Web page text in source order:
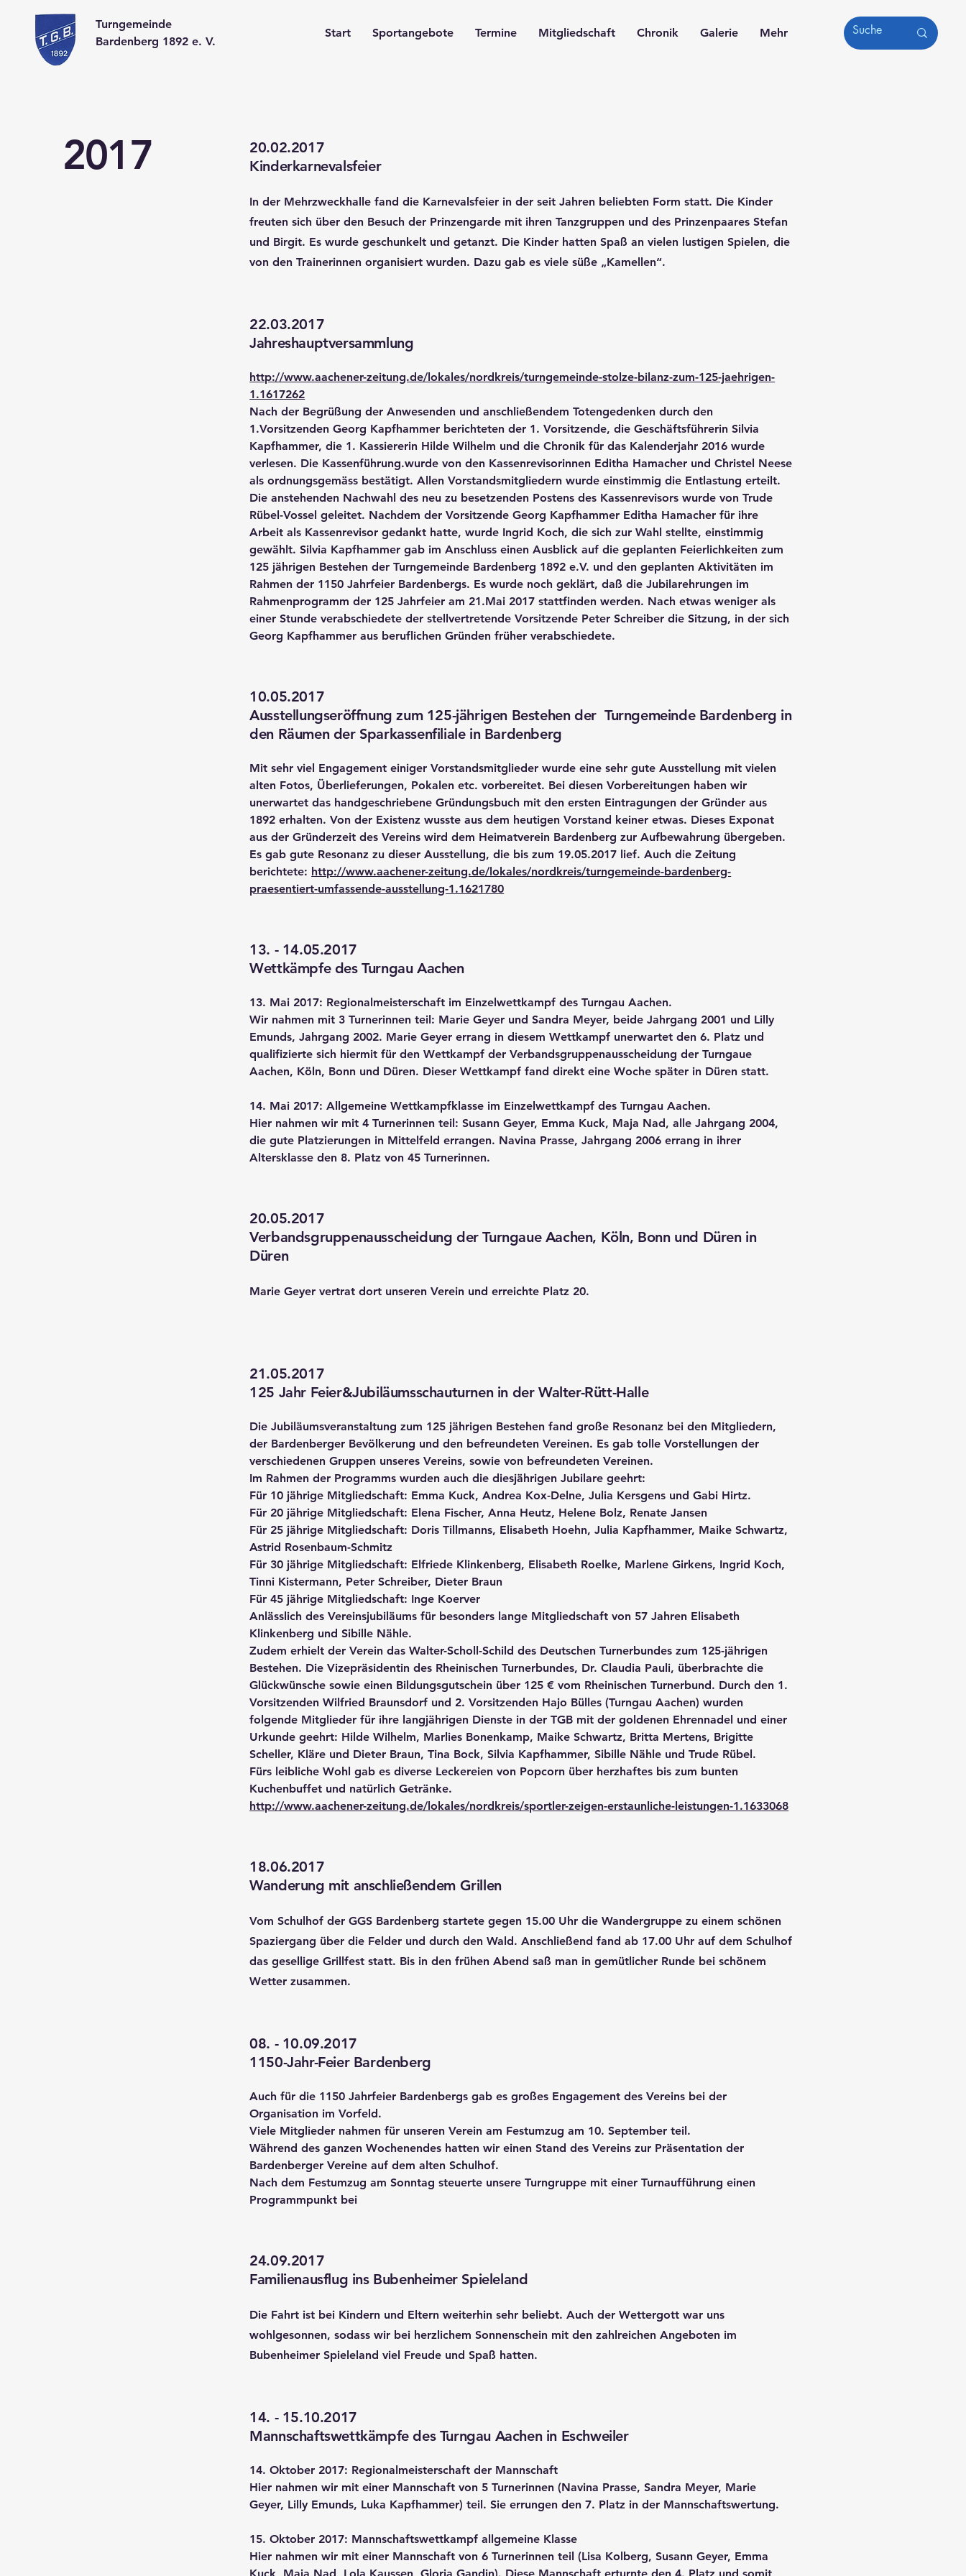
Turngemeinde
Bardenberg 1892 e. V.
Start Sportangebote Termine Mitgliedschaft Chronik Galerie Mehr
2017
20.02.2017
Kinderkarnevalsfeier
In der Mehrzweckhalle fand die Karnevalsfeier in der seit Jahren beliebten Form statt. Die Kinder
freuten sich über den Besuch der Prinzengarde mit ihren Tanzgruppen und des Prinzenpaares Stefan
und Birgit. Es wurde geschunkelt und getanzt. Die Kinder hatten Spaß an vielen lustigen Spielen, die
von den Trainerinnen organisiert wurden. Dazu gab es viele süße „Kamellen“.
22.03.2017
Jahreshauptversammlung
http://www.aachener-zeitung.de/lokales/nordkreis/turngemeinde-stolze-bilanz-zum-125-jaehrigen-
1.1617262
Nach der Begrüßung der Anwesenden und anschließendem Totengedenken durch den
1.Vorsitzenden Georg Kapfhammer berichteten der 1. Vorsitzende, die Geschäftsführerin Silvia
Kapfhammer, die 1. Kassiererin Hilde Wilhelm und die Chronik für das Kalenderjahr 2016 wurde
verlesen. Die Kassenführung.wurde von den Kassenrevisorinnen Editha Hamacher und Christel Neese
als ordnungsgemäss bestätigt. Allen Vorstandsmitgliedern wurde einstimmig die Entlastung erteilt.
Die anstehenden Nachwahl des neu zu besetzenden Postens des Kassenrevisors wurde von Trude
Rübel-Vossel geleitet. Nachdem der Vorsitzende Georg Kapfhammer Editha Hamacher für ihre
Arbeit als Kassenrevisor gedankt hatte, wurde Ingrid Koch, die sich zur Wahl stellte, einstimmig
gewählt. Silvia Kapfhammer gab im Anschluss einen Ausblick auf die geplanten Feierlichkeiten zum
125 jährigen Bestehen der Turngemeinde Bardenberg 1892 e.V. und den geplanten Aktivitäten im
Rahmen der 1150 Jahrfeier Bardenbergs. Es wurde noch geklärt, daß die Jubilarehrungen im
Rahmenprogramm der 125 Jahrfeier am 21.Mai 2017 stattfinden werden. Nach etwas weniger als
einer Stunde verabschiedete der stellvertretende Vorsitzende Peter Schreiber die Sitzung, in der sich
Georg Kapfhammer aus beruflichen Gründen früher verabschiedete.
10.05.2017
Ausstellungseröffnung zum 125-jährigen Bestehen der Turngemeinde Bardenberg in
den Räumen der Sparkassenfiliale in Bardenberg
Mit sehr viel Engagement einiger Vorstandsmitglieder wurde eine sehr gute Ausstellung mit vielen
alten Fotos, Überlieferungen, Pokalen etc. vorbereitet. Bei diesen Vorbereitungen haben wir
unerwartet das handgeschriebene Gründungsbuch mit den ersten Eintragungen der Gründer aus
1892 erhalten. Von der Existenz wusste aus dem heutigen Vorstand keiner etwas. Dieses Exponat
aus der Gründerzeit des Vereins wird dem Heimatverein Bardenberg zur Aufbewahrung übergeben.
Es gab gute Resonanz zu dieser Ausstellung, die bis zum 19.05.2017 lief. Auch die Zeitung
berichtete: http://www.aachener-zeitung.de/lokales/nordkreis/turngemeinde-bardenberg-
praesentiert-umfassende-ausstellung-1.1621780
13. - 14.05.2017
Wettkämpfe des Turngau Aachen
13. Mai 2017: Regionalmeisterschaft im Einzelwettkampf des Turngau Aachen.
Wir nahmen mit 3 Turnerinnen teil: Marie Geyer und Sandra Meyer, beide Jahrgang 2001 und Lilly
Emunds, Jahrgang 2002. Marie Geyer errang in diesem Wettkampf unerwartet den 6. Platz und
qualifizierte sich hiermit für den Wettkampf der Verbandsgruppenausscheidung der Turngaue
Aachen, Köln, Bonn und Düren. Dieser Wettkampf fand direkt eine Woche später in Düren statt.
14. Mai 2017: Allgemeine Wettkampfklasse im Einzelwettkampf des Turngau Aachen.
Hier nahmen wir mit 4 Turnerinnen teil: Susann Geyer, Emma Kuck, Maja Nad, alle Jahrgang 2004,
die gute Platzierungen in Mittelfeld errangen. Navina Prasse, Jahrgang 2006 errang in ihrer
Altersklasse den 8. Platz von 45 Turnerinnen.
20.05.2017
Verbandsgruppenausscheidung der Turngaue Aachen, Köln, Bonn und Düren in
Düren
Marie Geyer vertrat dort unseren Verein und erreichte Platz 20.
21.05.2017
125 Jahr Feier&Jubiläumsschauturnen in der Walter-Rütt-Halle
Die Jubiläumsveranstaltung zum 125 jährigen Bestehen fand große Resonanz bei den Mitgliedern,
der Bardenberger Bevölkerung und den befreundeten Vereinen. Es gab tolle Vorstellungen der
verschiedenen Gruppen unseres Vereins, sowie von befreundeten Vereinen.
Im Rahmen der Programms wurden auch die diesjährigen Jubilare geehrt:
Für 10 jährige Mitgliedschaft: Emma Kuck, Andrea Kox-Delne, Julia Kersgens und Gabi Hirtz.
Für 20 jährige Mitgliedschaft: Elena Fischer, Anna Heutz, Helene Bolz, Renate Jansen
Für 25 jährige Mitgliedschaft: Doris Tillmanns, Elisabeth Hoehn, Julia Kapfhammer, Maike Schwartz,
Astrid Rosenbaum-Schmitz
Für 30 jährige Mitgliedschaft: Elfriede Klinkenberg, Elisabeth Roelke, Marlene Girkens, Ingrid Koch,
Tinni Kistermann, Peter Schreiber, Dieter Braun
Für 45 jährige Mitgliedschaft: Inge Koerver
Anlässlich des Vereinsjubiläums für besonders lange Mitgliedschaft von 57 Jahren Elisabeth
Klinkenberg und Sibille Nähle.
Zudem erhielt der Verein das Walter-Scholl-Schild des Deutschen Turnerbundes zum 125-jährigen
Bestehen. Die Vizepräsidentin des Rheinischen Turnerbundes, Dr. Claudia Pauli, überbrachte die
Glückwünsche sowie einen Bildungsgutschein über 125 € vom Rheinischen Turnerbund. Durch den 1.
Vorsitzenden Wilfried Braunsdorf und 2. Vorsitzenden Hajo Bülles (Turngau Aachen) wurden
folgende Mitglieder für ihre langjährigen Dienste in der TGB mit der goldenen Ehrennadel und einer
Urkunde geehrt: Hilde Wilhelm, Marlies Bonenkamp, Maike Schwartz, Britta Mertens, Brigitte
Scheller, Kläre und Dieter Braun, Tina Bock, Silvia Kapfhammer, Sibille Nähle und Trude Rübel.
Fürs leibliche Wohl gab es diverse Leckereien von Popcorn über herzhaftes bis zum bunten
Kuchenbuffet und natürlich Getränke.
http://www.aachener-zeitung.de/lokales/nordkreis/sportler-zeigen-erstaunliche-leistungen-1.1633068
18.06.2017
Wanderung mit anschließendem Grillen
Vom Schulhof der GGS Bardenberg startete gegen 15.00 Uhr die Wandergruppe zu einem schönen
Spaziergang über die Felder und durch den Wald. Anschließend fand ab 17.00 Uhr auf dem Schulhof
das gesellige Grillfest statt. Bis in den frühen Abend saß man in gemütlicher Runde bei schönem
Wetter zusammen.
08. - 10.09.2017
1150-Jahr-Feier Bardenberg
Auch für die 1150 Jahrfeier Bardenbergs gab es großes Engagement des Vereins bei der
Organisation im Vorfeld.
Viele Mitglieder nahmen für unseren Verein am Festumzug am 10. September teil.
Während des ganzen Wochenendes hatten wir einen Stand des Vereins zur Präsentation der
Bardenberger Vereine auf dem alten Schulhof.
Nach dem Festumzug am Sonntag steuerte unsere Turngruppe mit einer Turnaufführung einen
Programmpunkt bei
24.09.2017
Familienausflug ins Bubenheimer Spieleland
Die Fahrt ist bei Kindern und Eltern weiterhin sehr beliebt. Auch der Wettergott war uns
wohlgesonnen, sodass wir bei herzlichem Sonnenschein mit den zahlreichen Angeboten im
Bubenheimer Spieleland viel Freude und Spaß hatten.
14. - 15.10.2017
Mannschaftswettkämpfe des Turngau Aachen in Eschweiler
14. Oktober 2017: Regionalmeisterschaft der Mannschaft
Hier nahmen wir mit einer Mannschaft von 5 Turnerinnen (Navina Prasse, Sandra Meyer, Marie
Geyer, Lilly Emunds, Luka Kapfhammer) teil. Sie errungen den 7. Platz in der Mannschaftswertung.
15. Oktober 2017: Mannschaftswettkampf allgemeine Klasse
Hier nahmen wir mit einer Mannschaft von 6 Turnerinnen teil (Lisa Kolberg, Susann Geyer, Emma